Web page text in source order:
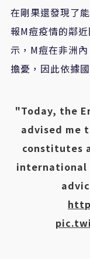
在剛果還發現了
報M痘疫情的鄰
示，M痘在非洲
擔憂，因此依據
"Today, the
advised me
constitutes
international